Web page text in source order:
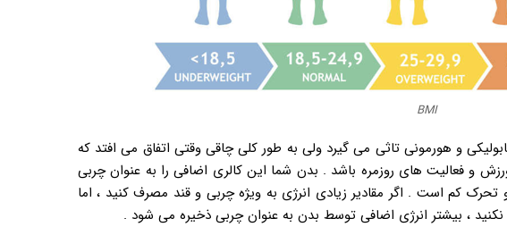
BMI
و هورمونی تاثی می گیرد ولی به طور کلی چاقی وقتی اتفاق می افتد که
و فعالیت های روزمره باشد . بدن شما این کالری اضافی را به عنوان چربی
کم است . اگر مقادیر زیادی انرژی به ویژه چربی و قند مصرف کنید ، اما
، بیشتر انرژی اضافی توسط بدن به عنوان چربی ذخیره می شود .